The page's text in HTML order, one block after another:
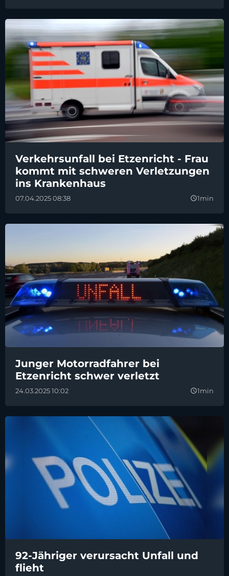
Verkehrsunfall bei Etzenricht - Frau
kommt mit schweren Verletzungen
ins Krankenhaus
07.04.2025 08:38 query_builder1min
Junger Motorradfahrer bei
Etzenricht schwer verletzt
24.03.2025 10:02 query_builder1min
92-Jähriger verursacht Unfall und
flieht